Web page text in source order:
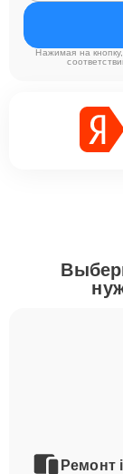
Нажимая на
Ремонт